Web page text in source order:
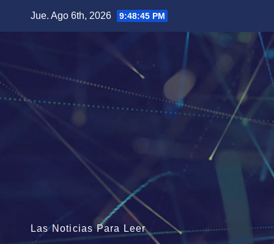
Jue. Ago 6th, 2026 9:48:46 PM
Las Noticias Para Leer